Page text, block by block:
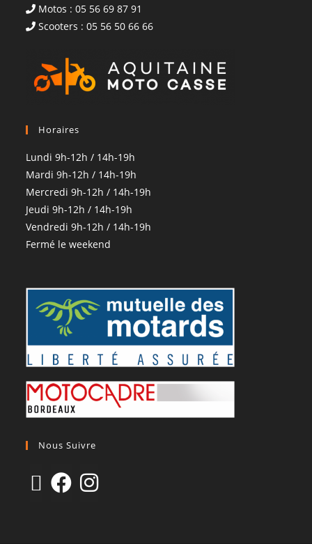
Motos : 05 56 69 87 91
Scooters : 05 56 50 66 66
Horaires
Lundi 9h-12h / 14h-19h
Mardi 9h-12h / 14h-19h
Mercredi 9h-12h / 14h-19h
Jeudi 9h-12h / 14h-19h
Vendredi 9h-12h / 14h-19h
Fermé le weekend
Nous Suivre